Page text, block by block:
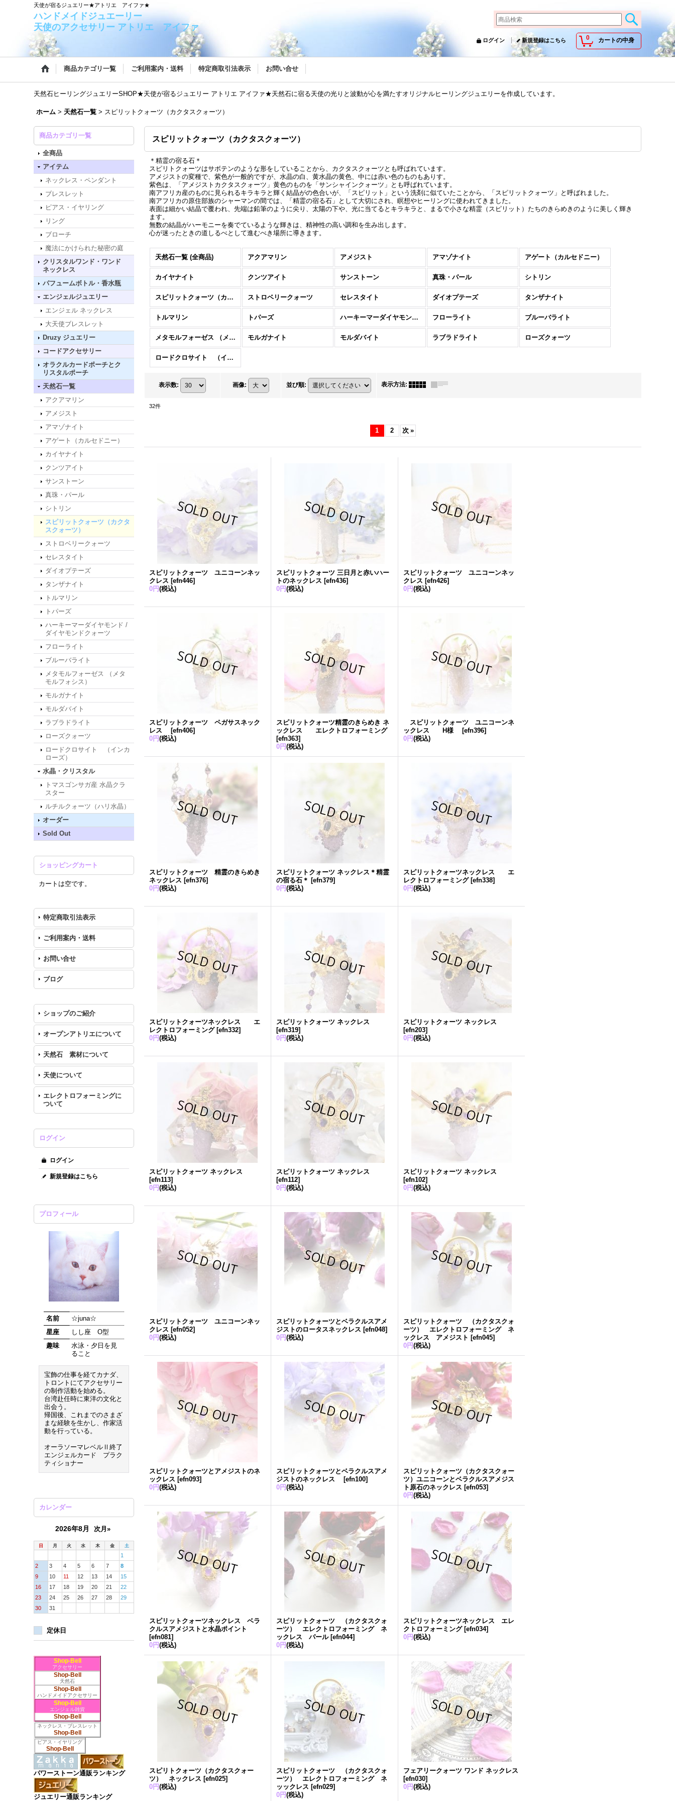
天使が宿るジュエリー★アトリエ アイファ★
ハンドメイドジュエーリー
天使のアクセサリー アトリエ アイファ
0 カートの中身
ログイン 新規登録はこちら
商品カテゴリ一覧 ご利用案内・送料 特定商取引法表示 お問い合せ
天然石ヒーリングジュエリーSHOP★天使が宿るジュエリー アトリエ アイファ★天然石に宿る天使の光りと波動が心を満たすオリジナルヒーリングジュエリーを作成しています。
ホーム > 天然石一覧 > スピリットクォーツ（カクタスクォーツ）
商品カテゴリ一覧
全商品
アイテム
ネックレス・ペンダント
ブレスレット
ピアス・イヤリング
リング
ブローチ
魔法にかけられた秘密の庭
クリスタルワンド・ワンド
ネックレス
パフュームボトル・香水瓶
エンジェルジュエリー
エンジェル ネックレス
大天使ブレスレット
Druzy ジュエリー
コードアクセサリー
オラクルカードポーチとク
リスタルポーチ
天然石一覧
アクアマリン
アメジスト
アマゾナイト
アゲート（カルセドニー）
カイヤナイト
クンツアイト
サンストーン
真珠・パール
シトリン
スピリットクォーツ（カクタ
スクォーツ）
ストロベリークォーツ
セレスタイト
ダイオプテーズ
タンザナイト
トルマリン
トパーズ
ハーキーマーダイヤモンド /
ダイヤモンドクォーツ
フローライト
ブルーバライト
メタモルフォーゼス （メタ
モルフォシス）
モルガナイト
モルダバイト
ラブラドライト
ローズクォーツ
ロードクロサイト （インカ
ローズ）
水晶・クリスタル
トマスゴンサガ産 水晶クラ
スター
ルチルクォーツ（ハリ水晶）
オーダー
Sold Out
ショッピングカート
カートは空です。
特定商取引法表示
ご利用案内・送料
お問い合せ
ブログ
ショップのご紹介
オープンアトリエについて
天然石 素材について
天使について
エレクトロフォーミングに
ついて
ログイン
ログイン
新規登録はこちら
プロフィール
名前
☆juna☆
星座
しし座 O型
趣味
水泳・夕日を見
ること
宝飾の仕事を経てカナダ、
トロントにてアクセサリー
の制作活動を始める。
台湾赴任時に東洋の文化と
出会う。
帰国後、これまでのさまざ
まな経験を生かし、作家活
動を行っている。
オーラソーマレベルⅡ終了
エンジェルカード プラク
ティショナー
カレンダー
2026年8月 次月»
日 月 火 水 木 金 土
1
2
3 4 5 6 7
8
9
10 11 12 13 14
15
16
17 18 19 20 21
22
23
24 25 26 27 28
29
30
31
定休日
Shop-Bell
アクセサリー
Shop-Bell
天然石
Shop-Bell
ハンドメイドアクセサリー
Shop-Bell
エンジェル雑貨
Shop-Bell
ネックレス・ブレスレット
Shop-Bell
ピアス・イヤリング
Shop-Bell
パワーストーン通販ランキング
ジュエリー通販ランキング
スピリットクォーツ（カクタスクォーツ）
＊精霊の宿る石＊
スピリトクォーツはサボテンのような形をしていることから、カクタスクォーツとも呼ばれています。
アメジストの変種で、紫色が一般的ですが、水晶の白、黄水晶の黄色、中には赤い色のものもありす。
紫色は、「アメジストカクタスクォーツ」黄色のものを「サンシャインクォーツ」とも呼ばれています。
南アフリカ産のものに見られるキラキラと輝く結晶がの色合いが、「スピリット」という洗剤に似ていたことから、「スピリットクォーツ」と呼ばれました。
南アフリカの原住部族のシャーマンの間では、「精霊の宿る石」として大切にされ、瞑想やヒーリングに使われてきました。
表面は細かい結晶で覆われ、先端は鉛筆のように尖り、太陽の下や、光に当てるとキラキラと、まるで小さな精霊（スピリット）たちのきらめきのように美しく輝き
ます。
無数の結晶がハーモニーを奏でているような輝きは、精神性の高い調和を生み出します。
心が迷ったときの道しるべとして進むべき場所に導きます。
天然石一覧 (全商品) アクアマリン アメジスト アマゾナイト アゲート（カルセドニー）
カイヤナイト クンツアイト サンストーン 真珠・パール シトリン
スピリットクォーツ（カクタスクォーツ） ストロベリークォーツ セレスタイト ダイオプテーズ タンザナイト
トルマリン トパーズ ハーキーマーダイヤモンド / ダイヤモンドクォーツ フローライト ブルーバライト
メタモルフォーゼス （メタモルフォシス） モルガナイト モルダバイト ラブラドライト ローズクォーツ
ロードクロサイト （インカローズ）
表示数: 画像: 並び順: 表示方法:
32件
1 2 次 »
スピリットクォーツ ユニコーンネッ
クレス [efn446]
0円(税込)
スピリットクォーツ 三日月と赤いハー
トのネックレス [efn436]
0円(税込)
スピリットクォーツ ユニコーンネッ
クレス [efn426]
0円(税込)
スピリットクォーツ ペガサスネック
レス
[efn406]
0円(税込)
スピリットクォーツ精霊のきらめき ネ
ックレス エレクトロフォーミング
[efn363]
0円(税込)
スピリットクォーツ ユニコーンネ
ックレス H様
[efn396]
0円(税込)
スピリットクォーツ 精霊のきらめき
ネックレス [efn376]
0円(税込)
スピリットクォーツ ネックレス＊精霊
の宿る石＊ [efn379]
0円(税込)
スピリットクォーツネックレス エ
レクトロフォーミング [efn338]
0円(税込)
スピリットクォーツネックレス エ
レクトロフォーミング [efn332]
0円(税込)
スピリットクォーツ ネックレス
[efn319]
0円(税込)
スピリットクォーツ ネックレス
[efn203]
0円(税込)
スピリットクォーツ ネックレス
[efn113]
0円(税込)
スピリットクォーツ ネックレス
[efn112]
0円(税込)
スピリットクォーツ ネックレス
[efn102]
0円(税込)
スピリットクォーツ ユニコーンネッ
クレス [efn052]
0円(税込)
スピリットクォーツとベラクルスアメ
ジストのロータスネックレス [efn048]
0円(税込)
スピリットクォーツ （カクタスクォ
ーツ） エレクトロフォーミング ネ
ックレス アメジスト [efn045]
0円(税込)
スピリットクォーツとアメジストのネ
ックレス [efn093]
0円(税込)
スピリットクォーツとベラクルスアメ
ジストのネックレス
[efn100]
0円(税込)
スピリットクォーツ（カクタスクォー
ツ）ユニコーンとベラクルスアメジス
ト原石のネックレス [efn053]
0円(税込)
スピリットクォーツネックレス ベラ
クルスアメジストと水晶ポイント
[efn081]
0円(税込)
スピリットクォーツ （カクタスクォ
ーツ） エレクトロフォーミング ネ
ックレス パール [efn044]
0円(税込)
スピリットクォーツネックレス エレ
クトロフォーミング [efn034]
0円(税込)
スピリトクォーツ（カクタスクォー
ツ） ネックレス [efn025]
0円(税込)
スピリットクォーツ （カクタスクォ
ーツ） エレクトロフォーミング ネ
ッックレス [efn029]
0円(税込)
フェアリークォーツ ワンド ネックレス
[efn030]
0円(税込)